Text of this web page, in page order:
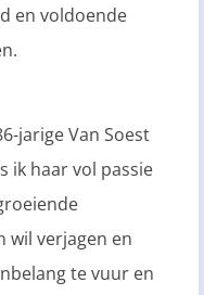
en voldoende
jarige Van Soest
ik haar vol passie
wil verjagen en
te vuur en